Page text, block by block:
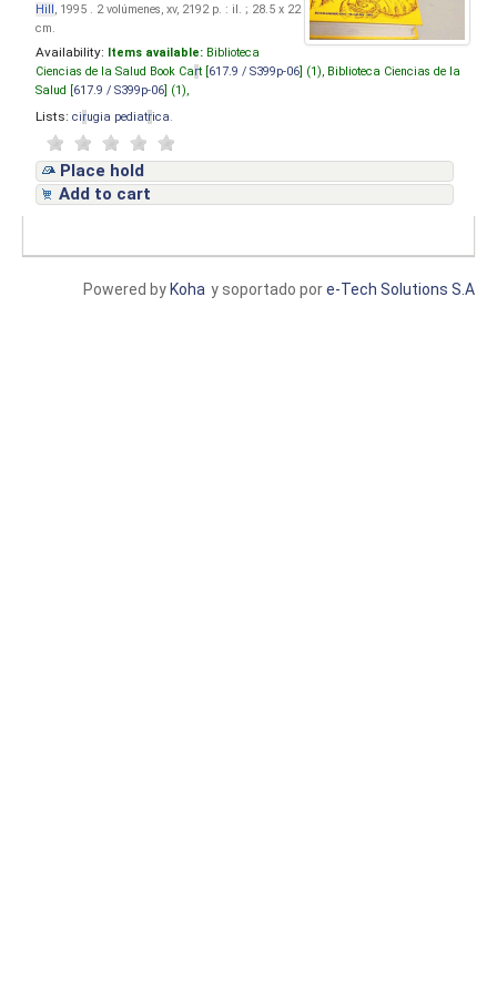
Hill, 1995 . 2 volúmenes, xv, 2192 p. : il. ; 28.5 x 22
cm.
Availability: Items available: Biblioteca
Ciencias de la Salud Book Cart [ 617.9 / S399p-06 ] (1), Biblioteca Ciencias de la
Salud [ 617.9 / S399p-06 ] (1),
Lists: cirugia pediatrica
Place hold
Add to cart
y soportado pore-Tech Solutions S.A
Powered by Koha